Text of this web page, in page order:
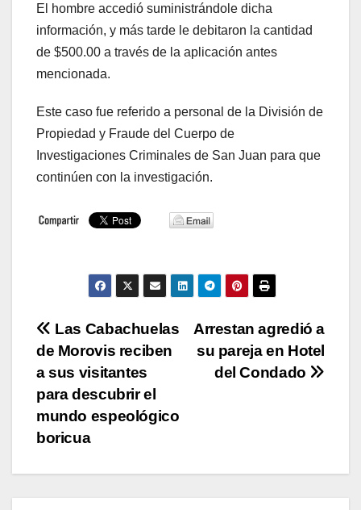
El hombre accedió suministrándole dicha
información, y más tarde le debitaron la cantidad
de $500.00 a través de la aplicación antes
mencionada.
Este caso fue referido a personal de la División de
Propiedad y Fraude del Cuerpo de
Investigaciones Criminales de San Juan para que
continúen con la investigación.
Navegación
de
entradas
Arrestan agredió a
su pareja en Hotel
del Condado
Las Cabachuelas
de Morovis reciben
a sus visitantes
para descubrir el
mundo espeológico
boricua